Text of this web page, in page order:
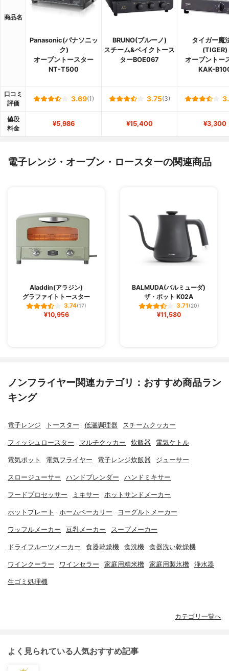
商品名
Panasonic(パナソニッ
ク)
オーブントースター
NT-T500
BRUNO(ブルーノ)
スチーム&ベイクトース
ターBOE067
タイガー魔
(TIGER)
オーブントー
KAK-
口コミ
評価
3.69(1) 3.75(3)
値段
料金
¥5,986 ¥15,400 ¥3,300
電子レンジ・オーブン・ロースターの関連商品
Aladdin(アラジン)
グラファイトトースター
3.74(17)
¥10,956
BALMUDA(バルミューダ)
ザ・ポット K02A
3.71(20)
¥11,580
ノンフライヤー関連カテゴリ：おすすめ商品ラン
キング
電子レンジ トースター 低温調理器 スチームクッカー
フィッシュロースター マルチクッカー 炊飯器 電気ケトル
電気ポット 電気フライヤー 電子レンジ炊飯器 ジューサー
スロージューサー ハンドブレンダー ハンドミキサー
フードプロセッサー ミキサー ホットサンドメーカー
ホットプレート ホームベーカリー ヨーグルトメーカー
ワッフルメーカー 豆乳メーカー スープメーカー
ドライフルーツメーカー 食器乾燥機 食洗機 食器洗い乾燥機
ワインクーラー ワインセラー 家庭用精米機 家庭用製氷機 浄水器
生ゴミ処理機
カテゴリ一覧へ
よく見られている人気おすすめ記事